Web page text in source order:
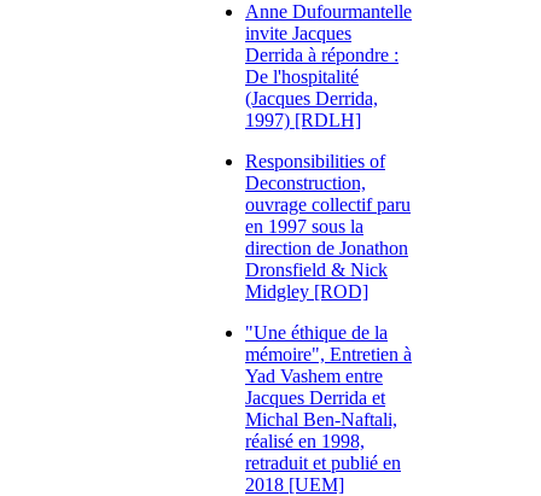
Anne Dufourmantelle
invite Jacques
Derrida à répondre :
De l'hospitalité
(Jacques Derrida,
1997) [RDLH]
Responsibilities of
Deconstruction,
ouvrage collectif paru
en 1997 sous la
direction de Jonathon
Dronsfield & Nick
Midgley [ROD]
"Une éthique de la
mémoire", Entretien à
Yad Vashem entre
Jacques Derrida et
Michal Ben-Naftali,
réalisé en 1998,
retraduit et publié en
2018 [UEM]